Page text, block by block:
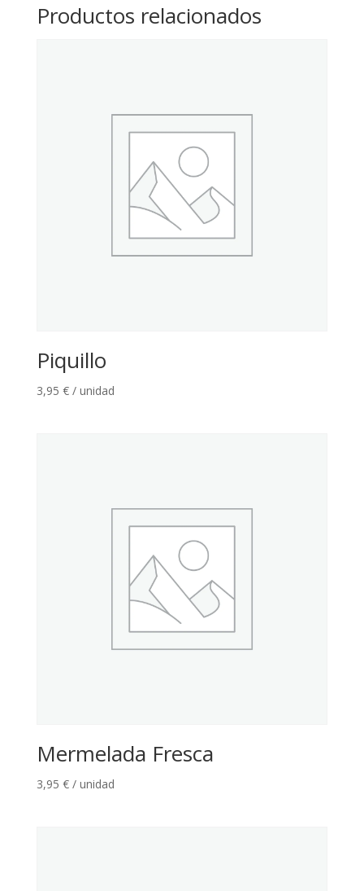
Productos relacionados
Piquillo
3,95 € / unidad
Mermelada Fresca
3,95 € / unidad